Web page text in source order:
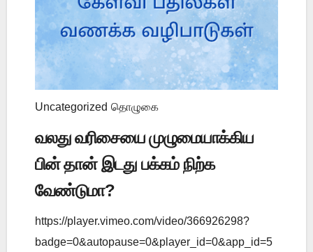
Uncategorized தொழுகை
வலது வரிசையை முழுமையாக்கிய
பின் தான் இடது பக்கம் நிற்க
வேண்டுமா?
https://player.vimeo.com/video/366926298?
badge=0&autopause=0&player_id=0&app_id=5